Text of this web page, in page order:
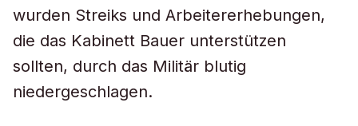
wurden Streiks und Arbeitererhebungen,
die das Kabinett Bauer unterstützen
sollten, durch das Militär blutig
niedergeschlagen.